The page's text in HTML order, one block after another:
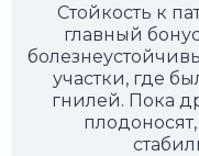
Стойкость к
главный
участки, где
гнилей. Пока